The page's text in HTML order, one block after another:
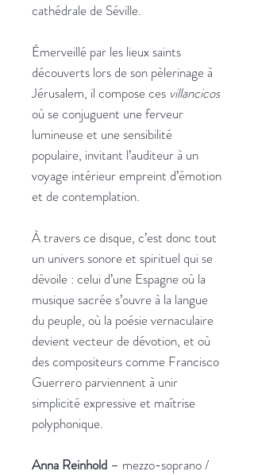
cathédrale de Séville.
Émerveillé par les lieux saints
découverts lors de son pèlerinage à
Jérusalem, il compose ces villancicos
où se conjuguent une ferveur
lumineuse et une sensibilité
populaire, invitant l’auditeur à un
voyage intérieur empreint d’émotion
et de contemplation.
À travers ce disque, c’est donc tout
un univers sonore et spirituel qui se
dévoile : celui d’une Espagne où la
musique sacrée s’ouvre à la langue
du peuple, où la poésie vernaculaire
devient vecteur de dévotion, et où
des compositeurs comme Francisco
Guerrero parviennent à unir
simplicité expressive et maîtrise
polyphonique.
Anna Reinhold – mezzo-soprano /